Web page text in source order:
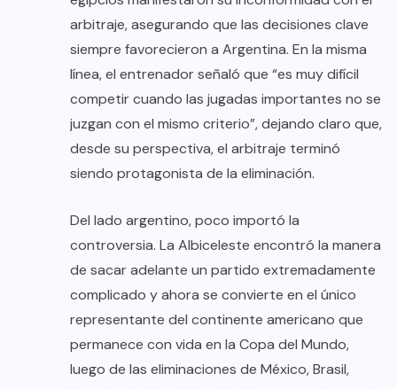
arbitraje, asegurando que las decisiones clave
siempre favorecieron a Argentina. En la misma
línea, el entrenador señaló que “es muy difícil
competir cuando las jugadas importantes no se
juzgan con el mismo criterio”, dejando claro que,
desde su perspectiva, el arbitraje terminó
siendo protagonista de la eliminación.
Del lado argentino, poco importó la
controversia. La Albiceleste encontró la manera
de sacar adelante un partido extremadamente
complicado y ahora se convierte en el único
representante del continente americano que
permanece con vida en la Copa del Mundo,
luego de las eliminaciones de México, Brasil,